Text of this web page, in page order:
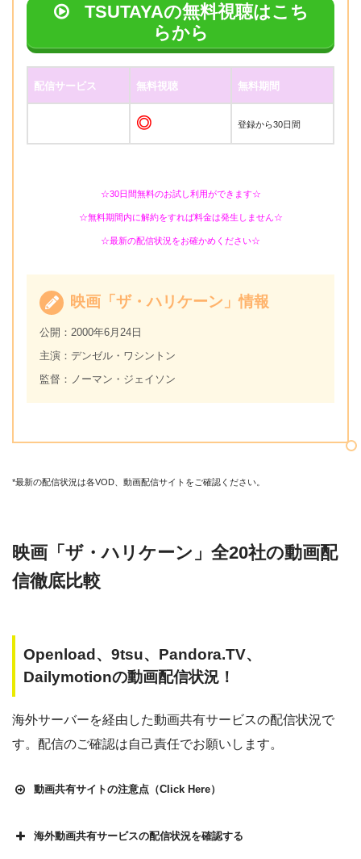
TSUTAYAの無料視聴はこち
らから
配信サービス 無料視聴 無料期間
◎ 登録から30日間
☆30日間無料のお試し利用ができます☆
☆無料期間内に解約をすれば料金は発生しません☆
☆最新の配信状況をお確かめください☆
映画「ザ・ハリケーン」情報
公開：2000年6月24日
主演：デンゼル・ワシントン
監督：ノーマン・ジェイソン
*最新の配信状況は各VOD、動画配信サイトをご確認ください。
映画「ザ・ハリケーン」全20社の動画配
信徹底比較
Openload、9tsu、Pandora.TV、
Dailymotionの動画配信状況！
海外サーバーを経由した動画共有サービスの配信状況で
す。配信のご確認は自己責任でお願いします。
動画共有サイトの注意点（Click Here）
海外動画共有サービスの配信状況を確認する